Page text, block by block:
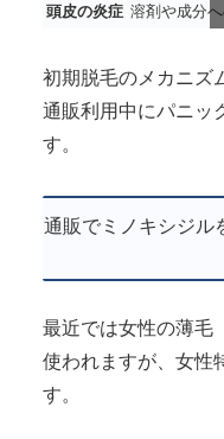
頭皮の炎症 溶剤や成分
初期脱毛のメカニズ
通販利用中にパニッ
す。
通販でミノキシジル
最近では女性の薄毛
使われますが、女性
す。